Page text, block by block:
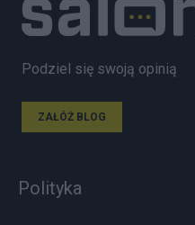
Podziel się swoją opinią
ZAŁÓŻ BLOG
Polityka